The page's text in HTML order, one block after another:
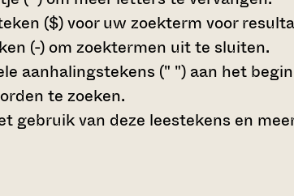
($)voor uw zoekterm voor
(-) om zoektermen uit te sluiten.
aanhalingstekens (" ") aan het
te zoeken.
gebruik van deze leestekens en